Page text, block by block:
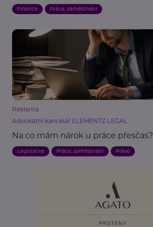
Finance Práce, zaměstnání
Reklama
Advokátní kancelář ELEMENTZ LEGAL
Na co mám nárok u práce přesčas?
Legislativa Práce, zaměstnání Právo